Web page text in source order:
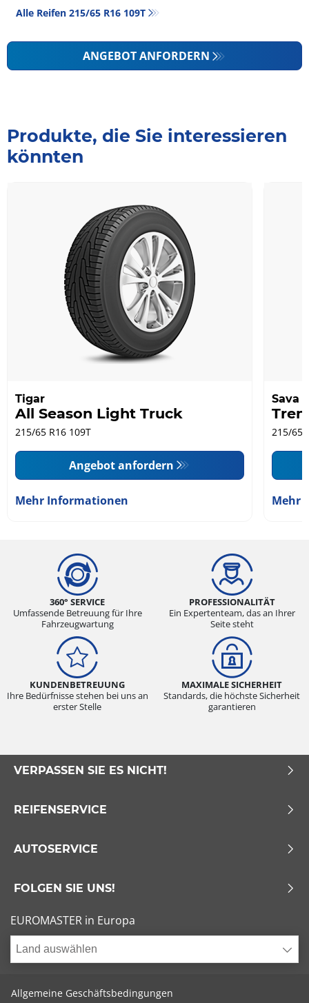
Alle Reifen‎ 215/65 R16 109T
ANGEBOT ANFORDERN
Produkte, die Sie interessieren
könnten
Tigar
All Season Light Truck
215/65 R16 109T
Angebot anfordern
Mehr Informationen
Sava
215/65
Mehr
360° SERVICE
Umfassende Betreuung für Ihre
Fahrzeugwartung
PROFESSIONALITÄT
Ein Expertenteam, das an Ihrer
Seite steht
KUNDENBETREUUNG
Ihre Bedürfnisse stehen bei uns an
erster Stelle
MAXIMALE SICHERHEIT
Standards, die höchste Sicherheit
garantieren
VERPASSEN SIE ES NICHT!
REIFENSERVICE
AUTOSERVICE
FOLGEN SIE UNS!
EUROMASTER in Europa
Land auswählen
Allgemeine Geschäftsbedingungen